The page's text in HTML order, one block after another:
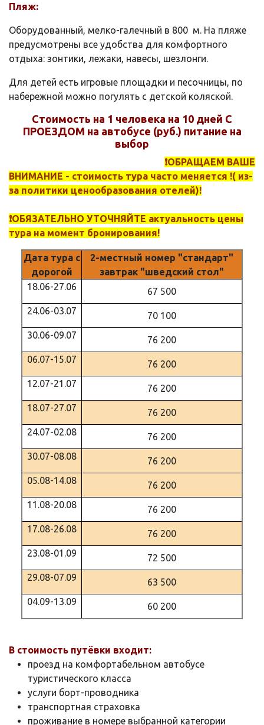
Пляж:
Оборудованный, мелко-галечный в 800 м. На пляже
предусмотрены все удобства для комфортного
отдыха: зонтики, лежаки, навесы, шезлонги.
Для детей есть игровые площадки и песочницы, по
набережной можно погулять с детской коляской.
Стоимость на 1 человека на 10 дней С
ПРОЕЗДОМ на автобусе (руб.) питание на
выбор
❗️ОБРАЩАЕМ ВАШЕ
ВНИМАНИЕ - стоимость тура часто меняется !( из-
за политики ценообразования отелей)!
❗️ОБЯЗАТЕЛЬНО УТОЧНЯЙТЕ актуальность цены
тура на момент бронирования!
Дата тура с
дорогой
2-местный номер "стандарт"
завтрак "шведский стол"
18.06-27.06
67 500
24.06-03.07
70 100
30.06-09.07
76 200
06.07-15.07
76 200
12.07-21.07
76 200
18.07-27.07
76 200
24.07-02.08
76 200
30.07-08.08
76 200
05.08-14.08
76 200
11.08-20.08
76 200
17.08-26.08
76 200
23.08-01.09
72 500
29.08-07.09
63 500
04.09-13.09
60 200
В стоимость путёвки входит:
проезд на комфортабельном автобусе
туристического класса
услуги борт-проводника
транспортная страховка
проживание в номере выбранной категории